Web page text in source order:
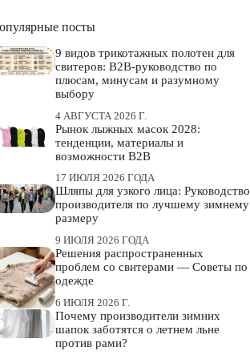
посты
9 видов трикотажных полотен для
свитеров: B2B-руководство по
плюсам, минусам и разумному
выбору
4 АВГУСТА 2026 Г.
Рынок лыжных масок 2028:
тенденции, материалы и
возможности B2B
17 ИЮЛЯ 2026 ГОДА
Шляпы для узкого лица: Руководство
производителя по лучшему зимнему
размеру
9 ИЮЛЯ 2026 ГОДА
Решения распространенных
проблем со свитерами — Советы по
одежде
6 ИЮЛЯ 2026 Г.
Почему производители зимних
шапок заботятся о летнем льне
против рами?